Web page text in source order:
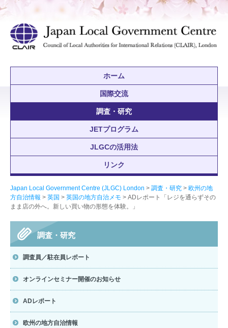
ホーム
国際交流
調査・研究
JETプログラム
JLGCの活用法
リンク
Japan Local Government Centre (JLGC) London > 調査・研究 > 欧州の地
方自治情報 > 英国 > 英国の地方自治メモ > ADレポート「レジを通らずその
まま店の外へ。新しい買い物の形態を体験。」
調査・研究
調査員／駐在員レポート
オンラインセミナー開催のお知らせ
ADレポート
欧州の地方自治情報